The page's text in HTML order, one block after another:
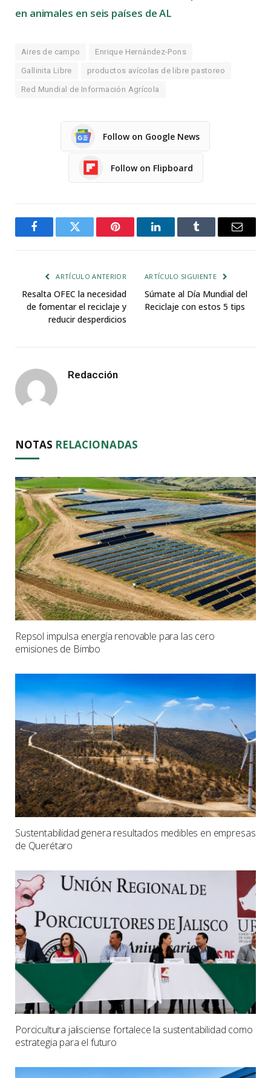
en animales en seis países de AL
Aires de campo Enrique Hernández-Pons
Gallinita Libre productos avícolas de libre pastoreo
Red Mundial de Información Agrícola
Follow on Google News
Follow on Flipboard
FacebookTwitter Pinterest LinkedInTumblr Email
ARTÍCULO ANTERIOR
Resalta OFEC la necesidad
de fomentar el reciclaje y
reducir desperdicios
ARTÍCULO SIGUIENTE
Súmate al Día Mundial del
Reciclaje con estos 5 tips
Redacción
NOTAS RELACIONADAS
Repsol impulsa energía renovable para las cero
emisiones de Bimbo
Sustentabilidad genera resultados medibles en empresas
de Querétaro
Porcicultura jalisciense fortalece la sustentabilidad como
estrategia para el futuro